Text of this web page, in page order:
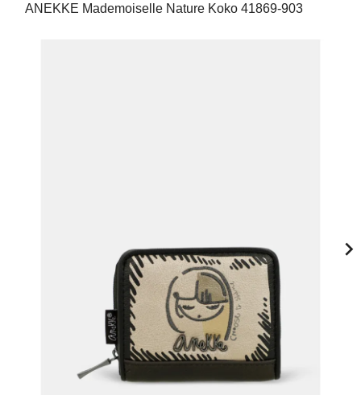
ANEKKE Mademoiselle Nature Koko 41869-903
